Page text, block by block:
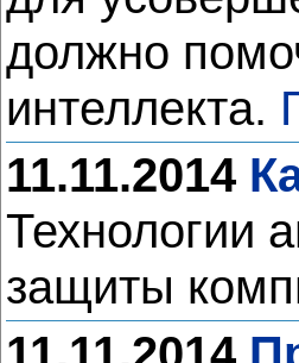
должно
интеллекта.
11.11.2014
Технологии
защиты